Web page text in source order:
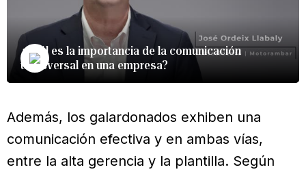
¿Cuál es la importancia de la comunicación
transversal en una empresa?
Además, los galardonados exhiben una
comunicación efectiva y en ambas vías,
entre la alta gerencia y la plantilla. Según